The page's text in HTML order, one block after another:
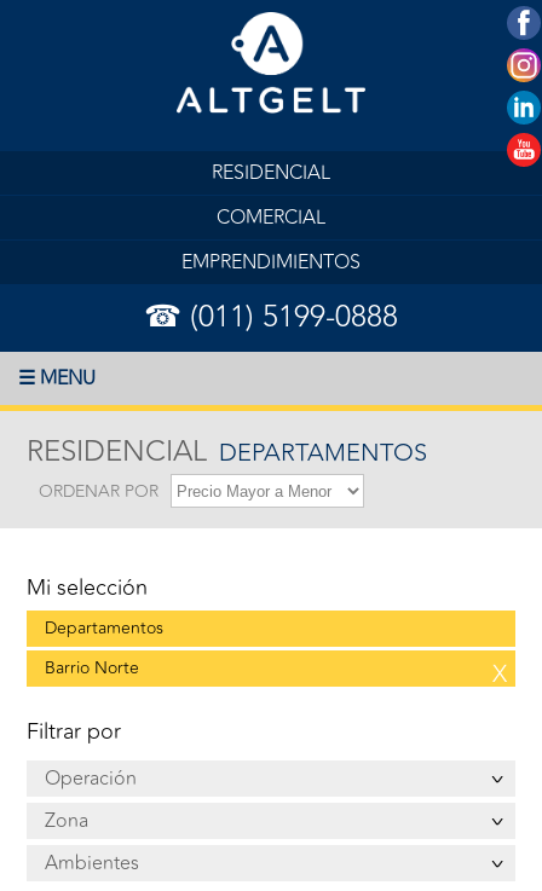
RESIDENCIAL
COMERCIAL
EMPRENDIMIENTOS
☎ (011) 5199-0888
☰ MENU
RESIDENCIAL DEPARTAMENTOS
ORDENAR POR
Mi selección
Departamentos
Barrio Norte
X
Filtrar por
Operación
Zona
Ambientes